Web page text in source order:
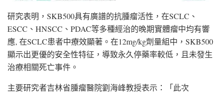
研究表明，SKB500具有廣譜的抗腫瘤活性，在SCLC、
ESCC、HNSCC、PDAC等多種經治的晚期實體瘤中均有響
應, 在SCLC患者中療效顯著。在12mg/kg劑量組中，SKB500
顯示出更優的安全性特征，導致永久停藥率較低，且未發生
治療相關死亡事件。
主要研究者吉林省腫瘤醫院劉海峰教授表示：「此次